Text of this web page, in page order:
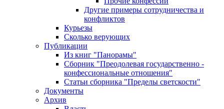
Другие примеры сотрудничества и
конфликтов
Курьезы
Сколько верующих
Публикации
Из книг "Панорамы"
Сборник "Преодолевая государственно -
конфессиональные отношения"
Статьи сборника "Пределы светскости"
Документы
Архив